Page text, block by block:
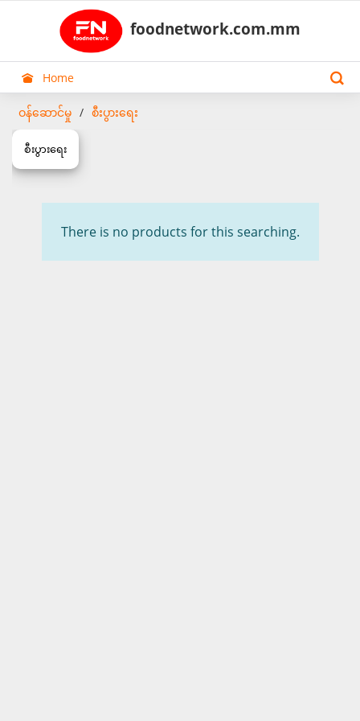
foodnetwork.com.mm
Home
ဝန်ဆောင်မှု စီးပွားရေး
စီးပွားရေး
There is no products for this searching.